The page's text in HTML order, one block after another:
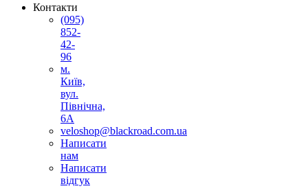
Контакти
(095)
852-
42-
96
м.
Київ,
вул.
Північна,
6А
veloshop@blackroad.com.ua
Написати
нам
Написати
відгук